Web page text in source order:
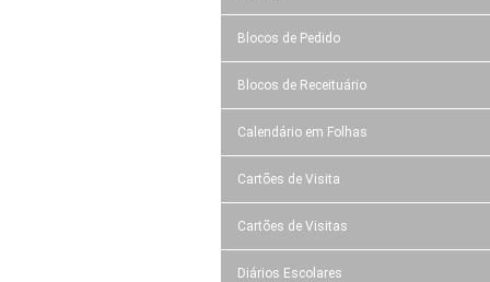
Blocos de Pedido
Blocos de Receituário
Calendário em Folhas
Cartões de Visita
Cartões de Visitas
Diários Escolares